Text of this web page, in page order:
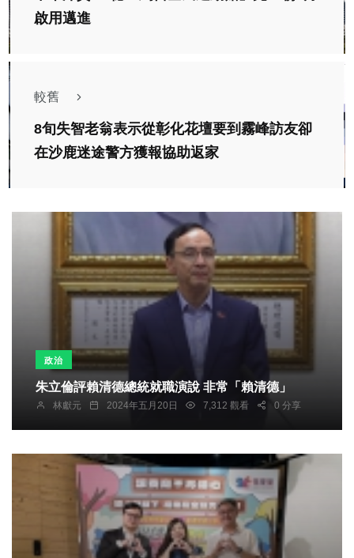
啟用邁進
較舊
8旬失智老翁表示從彰化花壇要到霧峰訪友卻
在沙鹿迷途警方獲報協助返家
政治
朱立倫評賴清德總統就職演說 非常「賴清德」
林獻元 2024年五月20日 7,312 觀看 0 分享